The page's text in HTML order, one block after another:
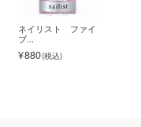
ネイリスト ファイ
ブ...
880